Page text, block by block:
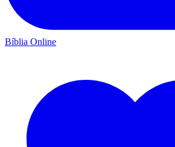
Bíblia Online